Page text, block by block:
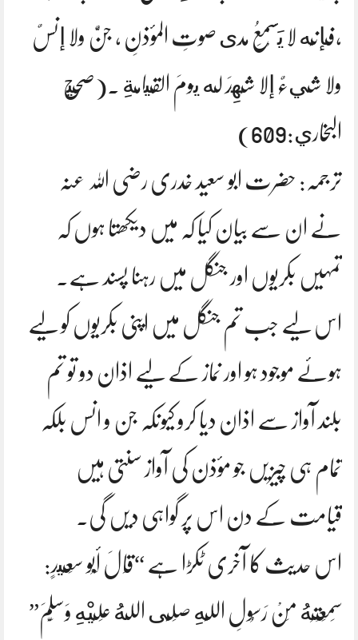
،فإنَّه لا يَسْمَعُ مدى صوتِ المؤذنِ ، جنٌّ ولا إنسٌ
ولا شيءٌ إلا شَهِدَ له يومَ القيامةِ .(صحيح
البخاري:609)
ترجمہ: حضرت ابو سعید خدری رضی اللہ عنہ
نے ان سے بیان کیا کہ میں دیکھتا ہوں کہ
تمہیں بکریوں اور جنگل میں رہنا پسند ہے۔
اس لیے جب تم جنگل میں اپنی بکریوں کو لیے
ہوئے موجود ہو اور نماز کے لیے اذان دو تو تم
بلند آواز سے اذان دیا کرو کیونکہ جن و انس بلکہ
تمام ہی چیزیں جو مؤذن کی آواز سنتی ہیں
قیامت کے دن اس پر گواہی دیں گی۔
اس حدیث کا آخری ٹکڑا ہے “قَالَ أَبُو سَعِيدٍ:
سَمِعْتُهُ مِنْ رَسُولِ اللَّهِ صَلَّى اللهُ عَلَيْهِ وَسَلَّمَ”